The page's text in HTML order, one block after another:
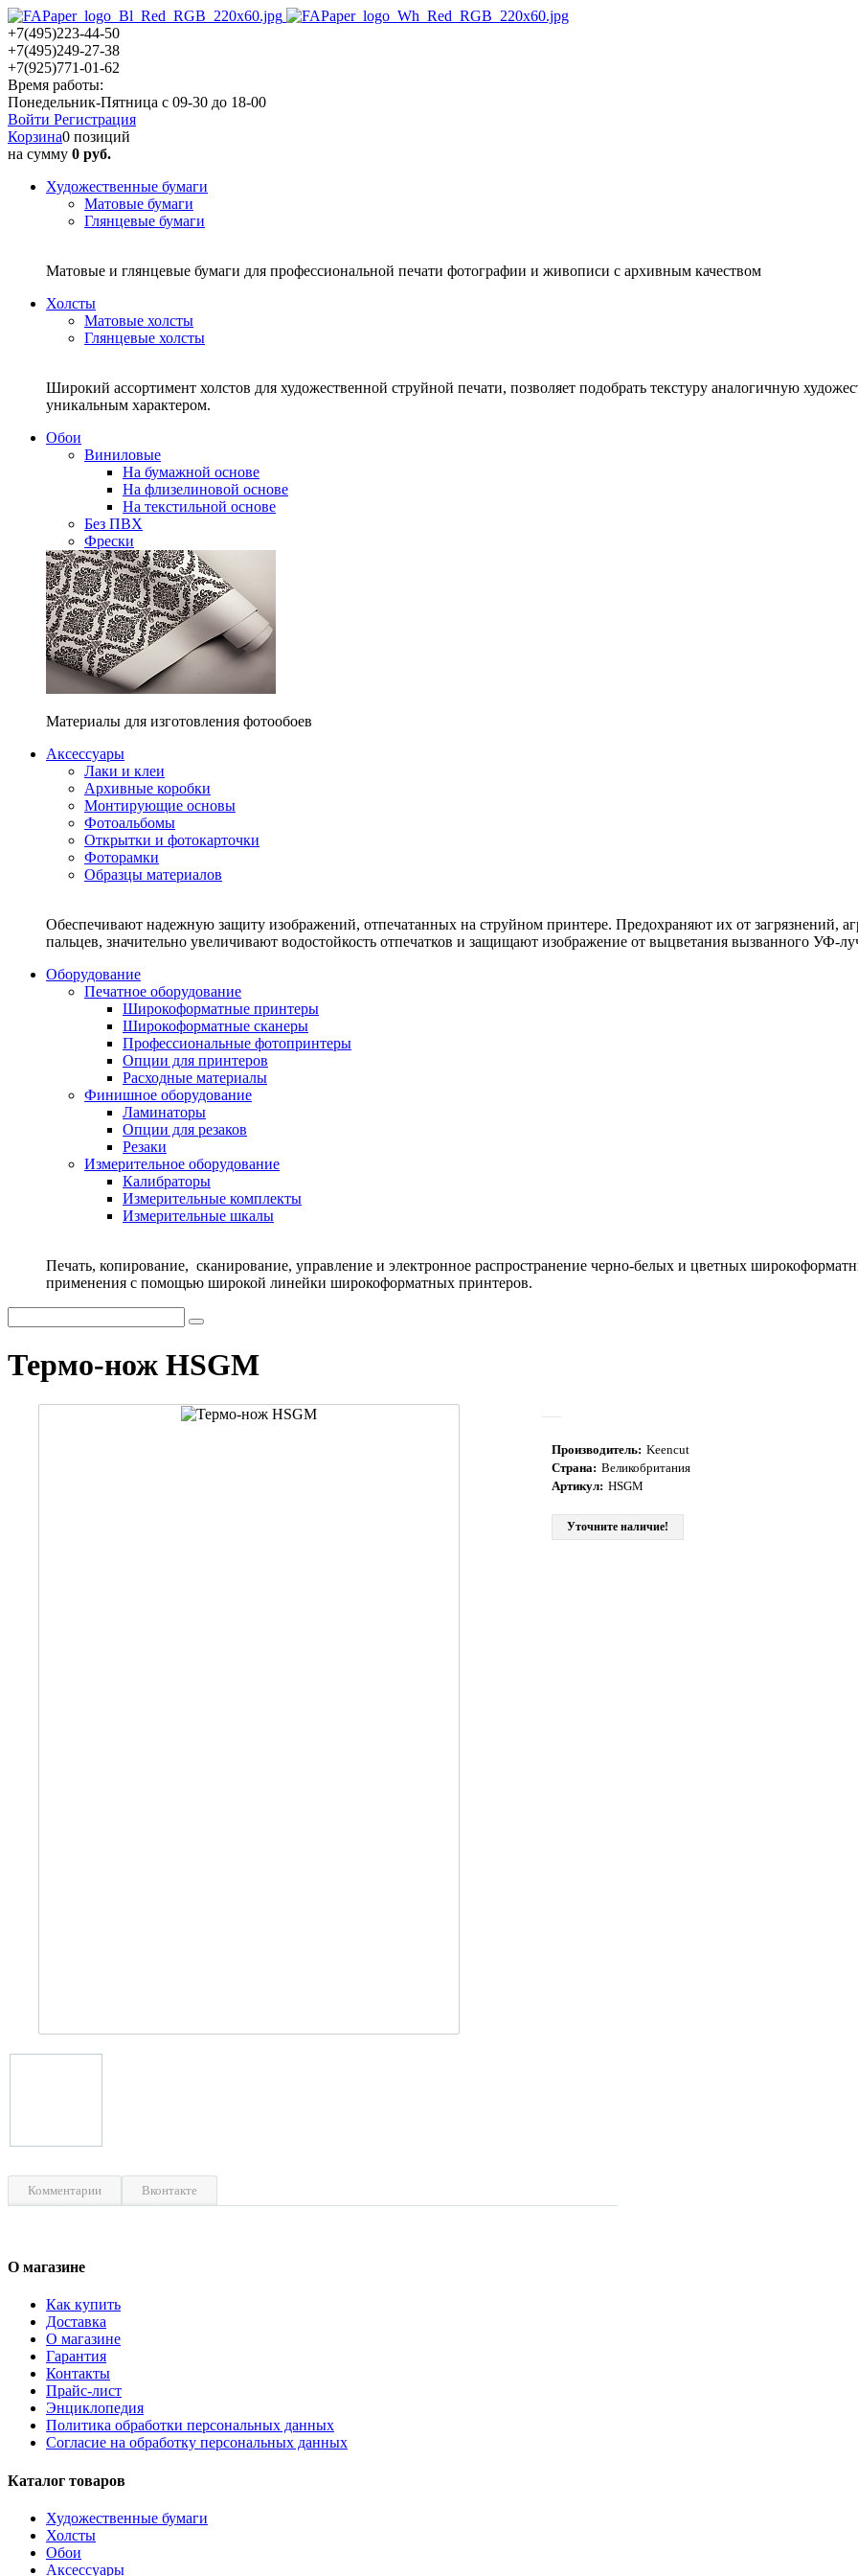
+7(495)223-44-50
+7(495)249-27-38
+7(925)771-01-62
Время работы:
Понедельник-Пятница с 09-30 до 18-00
Войти Регистрация
Корзина0 позиций
на сумму 0 руб.
Художественные бумаги
Матовые бумаги
Глянцевые бумаги
Матовые и глянцевые бумаги для профессиональной печати фотографии и живописи с архивным качеством
Холсты
Матовые холсты
Глянцевые холсты
Широкий ассортимент холстов для художественной струйной печати, позволяет подобрать текстуру аналогичную
уникальным характером.
Обои
Виниловые
На бумажной основе
На флизелиновой основе
На текстильной основе
Без ПВХ
Фрески
Материалы для изготовления фотообоев
Аксессуары
Лаки и клеи
Архивные коробки
Монтирующие основы
Фотоальбомы
Открытки и фотокарточки
Фоторамки
Образцы материалов
Обеспечивают надежную защиту изображений, отпечатанных на струйном принтере. Предохраняют их от загрязнений,
пальцев, значительно увеличивают водостойкость отпечатков и защищают изображение от выцветания вызванного УФ-
Оборудование
Печатное оборудование
Широкоформатные принтеры
Широкоформатные сканеры
Профессиональные фотопринтеры
Опции для принтеров
Расходные материалы
Финишное оборудование
Ламинаторы
Опции для резаков
Резаки
Измерительное оборудование
Калибраторы
Измерительные комплекты
Измерительные шкалы
Печать, копирование, сканирование, управление и электронное распространение черно-белых и цветных
применения с помощью широкой линейки широкоформатных принтеров.
Термо-нож HSGM
Производитель: Keencut
Страна: Великобритания
Артикул: HSGM
Уточните наличие!
Комментарии Вконтакте
О магазине
Как купить
Доставка
О магазине
Гарантия
Контакты
Прайс-лист
Энциклопедия
Политика обработки персональных данных
Согласие на обработку персональных данных
Каталог товаров
Художественные бумаги
Холсты
Обои
Аксессуары